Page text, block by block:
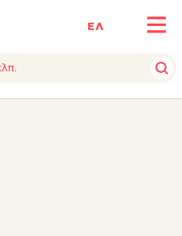
ΕΛ